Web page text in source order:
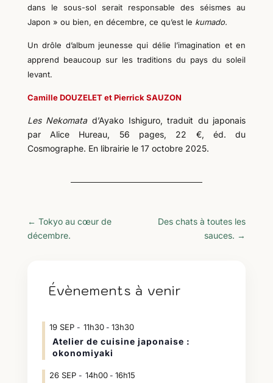
dans le sous-sol serait responsable des séismes au
Japon » ou bien, en décembre, ce qu’est le kumado.
Un drôle d’album jeunesse qui délie l’imagination et en
apprend beaucoup sur les traditions du pays du soleil
levant.
Camille DOUZELET et Pierrick SAUZON
Les Nekomatad’Ayako Ishiguro, traduit du japonais
par Alice Hureau, 56 pages, 22 €, éd. du
Cosmographe. En librairie le 17 octobre 2025.
← Tokyo au cœur de
décembre.
Des chats à toutes les
sauces. →
Évènements à venir
19 SEP 11h30- 13h30
Atelier de cuisine japonaise :
okonomiyaki
26 SEP 14h00- 16h15